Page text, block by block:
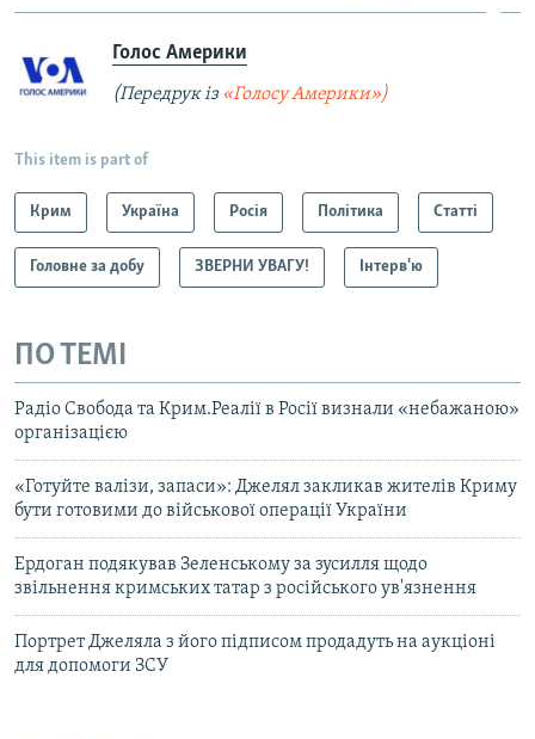
Голос Америки
(Передрук із «Голосу Америки»)
This item is part of
Крим Україна Росія Політика Статті
Головне за добу ЗВЕРНИ УВАГУ! Інтерв'ю
ПО ТЕМІ
Радіо Свобода та Крим.Реалії в Росії визнали «небажаною»
організацією
«Готуйте валізи, запаси»: Джелял закликав жителів Криму
бути готовими до військової операції України
Ердоган подякував Зеленському за зусилля щодо
звільнення кримських татар з російського ув'язнення
Портрет Джеляла з його підписом продадуть на аукціоні
для допомоги ЗСУ